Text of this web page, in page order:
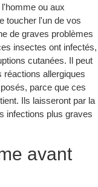
ou aux
toucher l'un de vos
de graves problèmes
insectes ont infectés,
cutanées. Il peut
allergiques
parce que ces
Ils laisseront par la
infections plus graves
avant